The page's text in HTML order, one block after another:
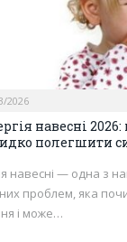
2026
навесні
полегшити
навесні — одна з
проблем, яка
і може…